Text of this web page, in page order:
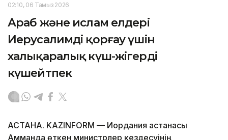
02:10, 06 Тамыз 2026
Араб және ислам елдері
Иерусалимді қорғау үшін
халықаралық күш-жігерді
күшейтпек
АСТАНА. KAZINFORM — Иордания астанасы
Амманда өткен министрлер кездесуінің